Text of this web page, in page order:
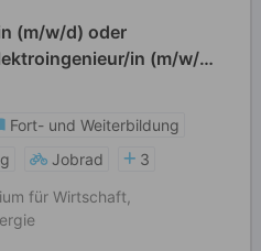
(m/w/d) oder
in (m/w/d)
Fort- und Weiterbildung
Jobrad
3
für Wirtschaft,